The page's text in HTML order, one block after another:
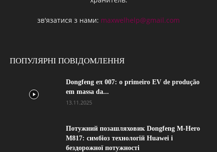
зв'язатися з нами: maxwelhelp@gmail.com
ПОПУЛЯРНІ ПОВІДОМЛЕННЯ
Dongfeng eπ 007: o primeiro EV de produção
em massa da...
13.11.2025
Потужний позашляховик Dongfeng M-Hero
M817: симбіоз технологій Huawei і
бездорожної потужності